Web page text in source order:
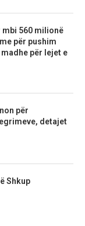
mbi 560 milionë
për pushim
për lejet e
për
detajet
Shkup